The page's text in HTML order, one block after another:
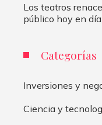
Los teatros
público hoy en día
Categorías
Inversiones y
Ciencia y